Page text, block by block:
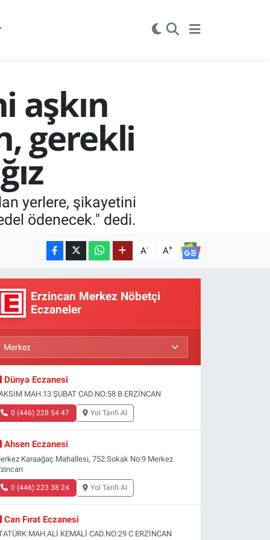
aşkın
gerekli
yerlere, şikayetini
ödenecek." dedi.
A- A+
Erzincan Merkez Nöbetçi
Eczaneler
Dünya Eczanesi
MAH.13 ŞUBAT CAD.NO:58 B ERZİNCAN
0 (446) 228 54 47 Yol Tarifi Al
Ahsen Eczanesi
Karaağaç Mahallesi, 752.Sokak No:9 Merkez
0 (446) 223 38 24 Yol Tarifi Al
Can Fırat Eczanesi
MAH.ALİ KEMALİ CAD.NO:29 C ERZİNCAN